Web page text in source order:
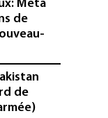
Meta
de
de